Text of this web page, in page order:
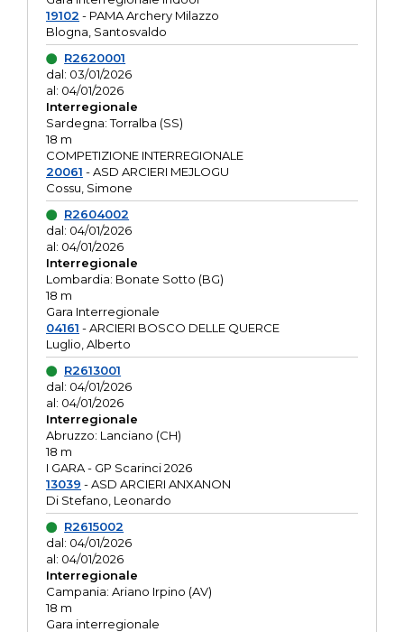
19102 - PAMA Archery Milazzo
Blogna, Santosvaldo
R2620001
dal: 03/01/2026
al: 04/01/2026
Interregionale
Sardegna: Torralba (SS)
18 m
COMPETIZIONE INTERREGIONALE
20061 - ASD ARCIERI MEJLOGU
Cossu, Simone
R2604002
dal: 04/01/2026
al: 04/01/2026
Interregionale
Lombardia: Bonate Sotto (BG)
18 m
Gara Interregionale
04161 - ARCIERI BOSCO DELLE QUERCE
Luglio, Alberto
R2613001
dal: 04/01/2026
al: 04/01/2026
Interregionale
Abruzzo: Lanciano (CH)
18 m
I GARA - GP Scarinci 2026
13039 - ASD ARCIERI ANXANON
Di Stefano, Leonardo
R2615002
dal: 04/01/2026
al: 04/01/2026
Interregionale
Campania: Ariano Irpino (AV)
18 m
Gara interregionale